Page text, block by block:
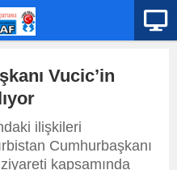
Vucic’in
ilişkileri
Cumhurbaşkanı
kapsamında